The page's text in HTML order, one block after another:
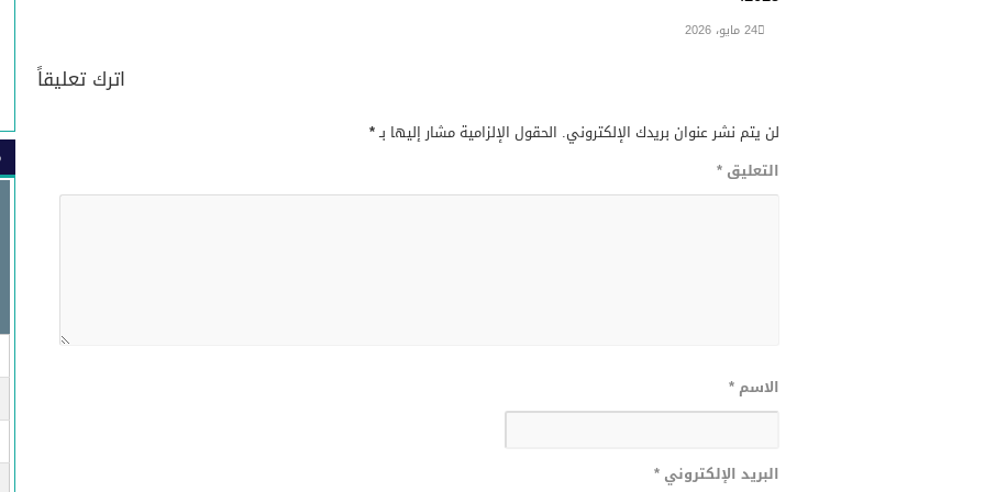
24 مايو، 2026
اترك تعليقاً
لن يتم نشر عنوان بريدك الإلكتروني. الحقول الإلزامية مشار إليها بـ*
التعليق *
الاسم *
البريد الإلكتروني *